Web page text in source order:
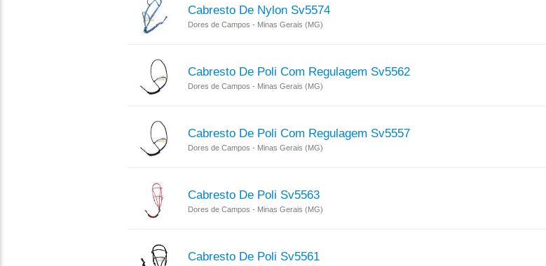
Cabresto De Nylon Sv5574
Dores de Campos - Minas Gerais (MG)
Cabresto De Poli Com Regulagem Sv5562
Dores de Campos - Minas Gerais (MG)
Cabresto De Poli Com Regulagem Sv5557
Dores de Campos - Minas Gerais (MG)
Cabresto De Poli Sv5563
Dores de Campos - Minas Gerais (MG)
Cabresto De Poli Sv5561